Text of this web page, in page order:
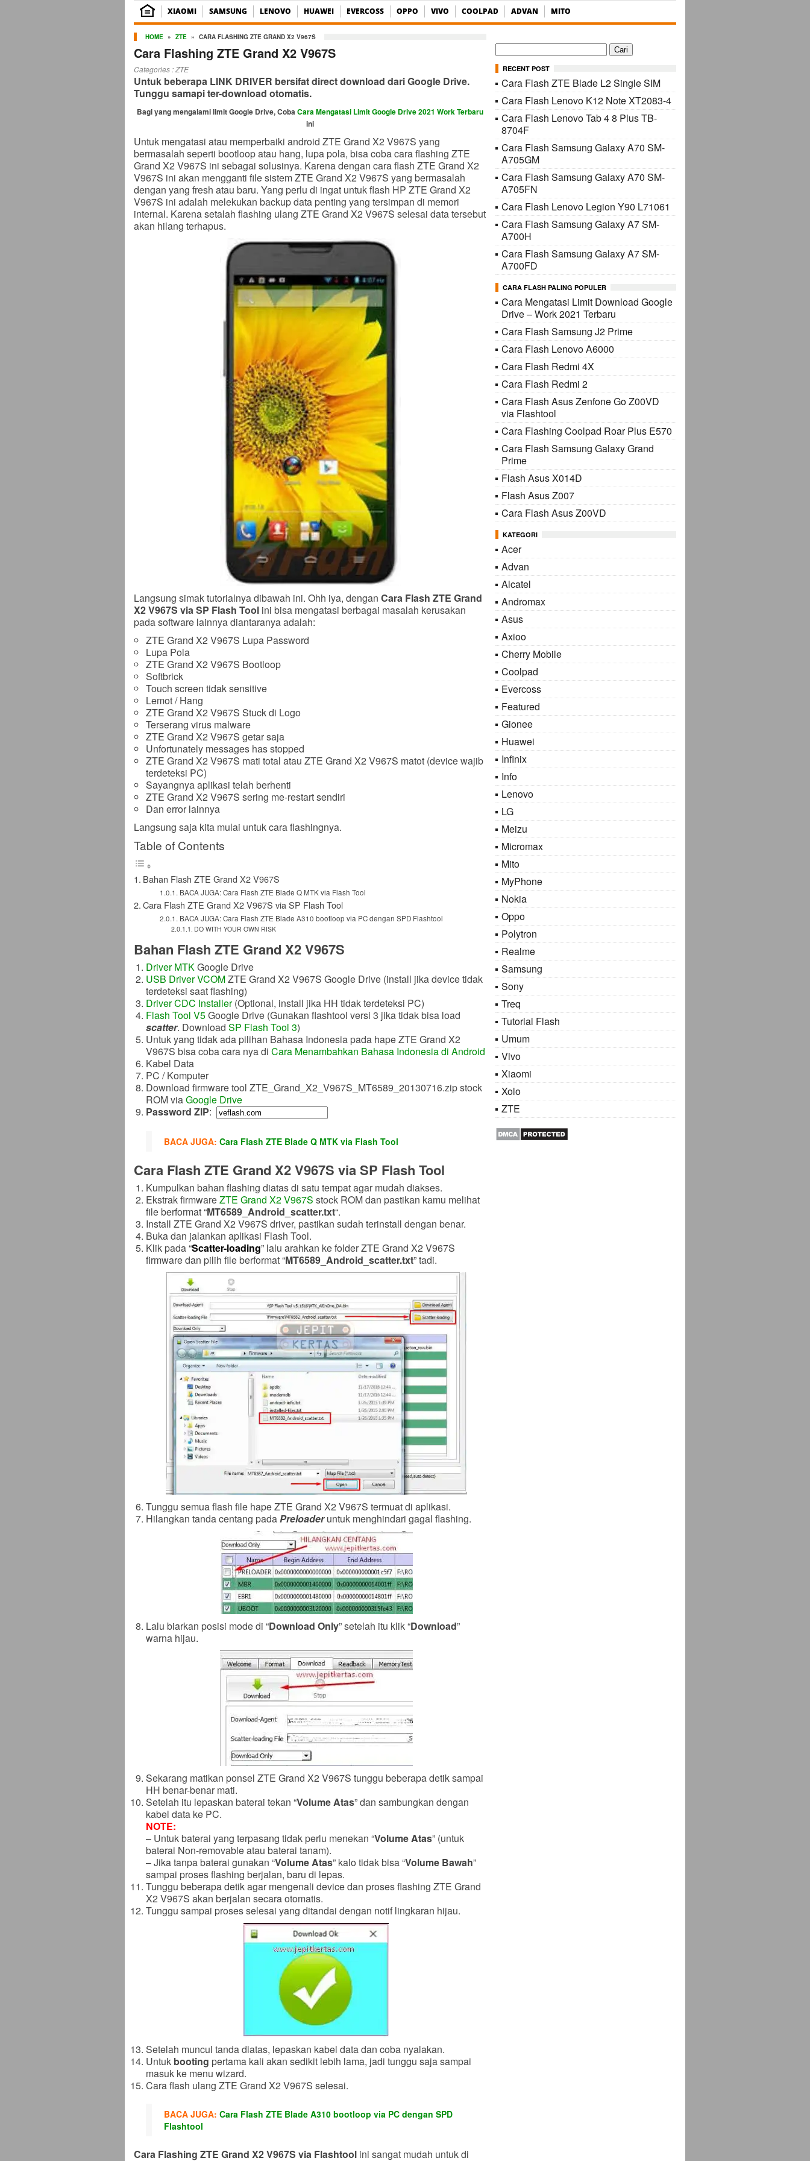
XIAOMI SAMSUNG LENOVO HUAWEI EVERCOSS OPPO VIVO COOLPAD ADVAN MITO
HOME » ZTE » CARA FLASHING ZTE GRAND X2 V967S
Cara Flashing ZTE Grand X2 V967S
Categories :ZTE
Untuk beberapa LINK DRIVER bersifat direct download dari Google Drive.
Tunggu samapi ter-download otomatis.
Bagi yang mengalami limit Google Drive, CobaCara Mengatasi Limit Google Drive 2021 Work Terbaru
ini
Untuk mengatasi atau memperbaiki android ZTE Grand X2 V967S yang
bermasalah seperti bootloop atau hang, lupa pola, bisa coba cara flashing ZTE
Grand X2 V967S ini sebagai solusinya. Karena dengan cara flash ZTE Grand X2
V967S ini akan mengganti file sistem ZTE Grand X2 V967S yang bermasalah
dengan yang fresh atau baru. Yang perlu di ingat untuk flash HP ZTE Grand X2
V967S ini adalah melekukan backup data penting yang tersimpan di memori
internal. Karena setalah flashing ulang ZTE Grand X2 V967S selesai data tersebut
akan hilang terhapus.
Langsung simak tutorialnya dibawah ini. Ohh iya, dengan Cara Flash ZTE Grand
X2 V967S via SP Flash Tool ini bisa mengatasi berbagai masalah kerusakan
pada software lainnya diantaranya adalah:
ZTE Grand X2 V967S Lupa Password
Lupa Pola
ZTE Grand X2 V967S Bootloop
Softbrick
Touch screen tidak sensitive
Lemot / Hang
ZTE Grand X2 V967S Stuck di Logo
Terserang virus malware
ZTE Grand X2 V967S getar saja
Unfortunately messages has stopped
ZTE Grand X2 V967S mati total atau ZTE Grand X2 V967S matot (device wajib
terdeteksi PC)
Sayangnya aplikasi telah berhenti
ZTE Grand X2 V967S sering me-restart sendiri
Dan error lainnya
Langsung saja kita mulai untuk cara flashingnya.
Table of Contents
Bahan Flash ZTE Grand X2 V967S
BACA JUGA: Cara Flash ZTE Blade Q MTK via Flash Tool
Cara Flash ZTE Grand X2 V967S via SP Flash Tool
BACA JUGA: Cara Flash ZTE Blade A310 bootloop via PC dengan SPD Flashtool
DO WITH YOUR OWN RISK
Bahan Flash ZTE Grand X2 V967S
Driver MTKGoogle Drive
USB Driver VCOMZTE Grand X2 V967S Google Drive (install jika device tidak
terdeteksi saat flashing)
Driver CDC Installer(Optional, install jika HH tidak terdeteksi PC)
Flash Tool V5Google Drive (Gunakan flashtool versi 3 jika tidak bisa load
scatter. Download SP Flash Tool 3)
Untuk yang tidak ada pilihan Bahasa Indonesia pada hape ZTE Grand X2
V967S bisa coba cara nya di Cara Menambahkan Bahasa Indonesia di Android
Kabel Data
PC / Komputer
Download firmware tool ZTE_Grand_X2_V967S_MT6589_20130716.zip stock
ROM viaGoogle Drive
Password ZIP:
BACA JUGA: Cara Flash ZTE Blade Q MTK via Flash Tool
Cara Flash ZTE Grand X2 V967S via SP Flash Tool
Kumpulkan bahan flashing diatas di satu tempat agar mudah diakses.
Ekstrak firmwareZTE Grand X2 V967S stock ROM dan pastikan kamu melihat
file berformat “MT6589_Android_scatter.txt“.
Install ZTE Grand X2 V967S driver, pastikan sudah terinstall dengan benar.
Buka dan jalankan aplikasi Flash Tool.
Klik pada “Scatter-loading” lalu arahkan ke folder ZTE Grand X2 V967S
firmware dan pilih file berformat “MT6589_Android_scatter.txt” tadi.
Tunggu semua flash file hape ZTE Grand X2 V967S termuat di aplikasi.
Hilangkan tanda centang padaPreloader untuk menghindari gagal flashing.
Lalu biarkan posisi mode di “Download Only” setelah itu klik “Download”
warna hijau.
Sekarang matikan ponsel ZTE Grand X2 V967S tunggu beberapa detik sampai
HH benar-benar mati.
Setelah itu lepaskan baterai tekan “Volume Atas” dan sambungkan dengan
kabel data ke PC.
NOTE:
– Untuk baterai yang terpasang tidak perlu menekan “Volume Atas” (untuk
baterai Non-removable atau baterai tanam).
– Jika tanpa baterai gunakan “Volume Atas” kalo tidak bisa “Volume Bawah”
sampai proses flashing berjalan, baru di lepas.
Tunggu beberapa detik agar mengenali device dan proses flashing ZTE Grand
X2 V967S akan berjalan secara otomatis.
Tunggu sampai proses selesai yang ditandai dengan notif lingkaran hijau.
Setelah muncul tanda diatas, lepaskan kabel data dan coba nyalakan.
Untuk booting pertama kali akan sedikit lebih lama, jadi tunggu saja sampai
masuk ke menu wizard.
Cara flash ulang ZTE Grand X2 V967S selesai.
BACA JUGA: Cara Flash ZTE Blade A310 bootloop via PC dengan SPD
Flashtool
Cara Flashing ZTE Grand X2 V967S via Flashtool ini sangat mudah untuk di
Cari
untuk:
RECENT POST
Cara Flash ZTE Blade L2 Single SIM
Cara Flash Lenovo K12 Note XT2083-4
Cara Flash Lenovo Tab 4 8 Plus TB-
8704F
Cara Flash Samsung Galaxy A70 SM-
A705GM
Cara Flash Samsung Galaxy A70 SM-
A705FN
Cara Flash Lenovo Legion Y90 L71061
Cara Flash Samsung Galaxy A7 SM-
A700H
Cara Flash Samsung Galaxy A7 SM-
A700FD
CARA FLASH PALING POPULER
Cara Mengatasi Limit Download Google
Drive – Work 2021 Terbaru
Cara Flash Samsung J2 Prime
Cara Flash Lenovo A6000
Cara Flash Redmi 4X
Cara Flash Redmi 2
Cara Flash Asus Zenfone Go Z00VD
via Flashtool
Cara Flashing Coolpad Roar Plus E570
Cara Flash Samsung Galaxy Grand
Prime
Flash Asus X014D
Flash Asus Z007
Cara Flash Asus Z00VD
KATEGORI
Acer
Advan
Alcatel
Andromax
Asus
Axioo
Cherry Mobile
Coolpad
Evercoss
Featured
Gionee
Huawei
Infinix
Info
Lenovo
LG
Meizu
Micromax
Mito
MyPhone
Nokia
Oppo
Polytron
Realme
Samsung
Sony
Treq
Tutorial Flash
Umum
Vivo
Xiaomi
Xolo
ZTE